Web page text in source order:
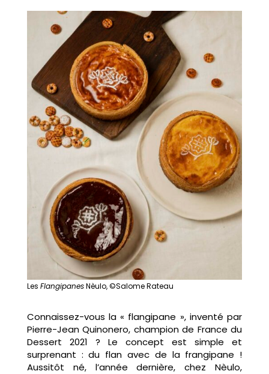
Les FlangipanesNèulo, ©Salome Rateau
Connaissez-vous la « flangipane », inventé par
Pierre-Jean Quinonero, champion de France du
Dessert 2021 ? Le concept est simple et
surprenant : du flan avec de la frangipane !
Aussitôt né, l’année dernière, chez Nèulo,